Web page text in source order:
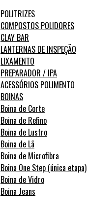
POLITRIZES
COMPOSTOS POLIDORES
CLAY BAR
LANTERNAS DE INSPEÇÃO
LIXAMENTO
PREPARADOR / IPA
ACESSÓRIOS POLIMENTO
BOINAS
Boina de Corte
Boina de Refino
Boina de Lustro
Boina de Lã
Boina de Microfibra
Boina One Step (única etapa)
Boina de Vidro
Boina Jeans